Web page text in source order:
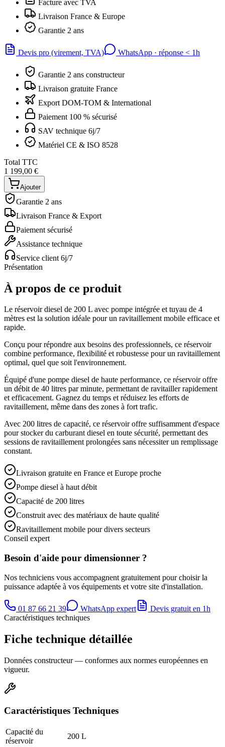
Facture avec TVA
Livraison France & Europe
Garantie 2 ans
Devis pro (virement, TVA) WhatsApp · réponse < 1h
Garantie 2 ans constructeur
Livraison gratuite France
Export DOM-TOM & International
Paiement 100 % sécurisé
SAV technique 6j/7
Matériel CE & ISO 8528
Total TTC
1 199,00 €
Ajouter
Garantie 2 ans
Livraison France & Export
Paiement sécurisé
Assistance technique
Service client 6j/7
Présentation
À propos de ce produit
Le réservoir diesel de 200 L avec pompe intégrée et tuyau de 4
mètres est la solution idéale pour un ravitaillement mobile efficace et
rapide.
Conçu pour répondre aux besoins des professionnels, ce réservoir
combine performance, flexibilité et robustesse pour un ravitaillement
optimal, quel que soit l'environnement.
Équipé d'une pompe diesel de haute performance, ce réservoir offre
un débit de 40 litres par minute, permettant de ravitailler rapidement
et efficacement. Gagnez du temps et réduisez les efforts de
ravitaillement, même dans des zones à fort trafic.
Avec 200 litres de capacité, ce réservoir offre suffisamment d'espace
pour stocker du carburant diesel en toute sécurité, permettant des
sessions de ravitaillement prolongées sans nécessiter un remplissage
constant.
Livraison gratuite en France et Europe proche
Pompe diesel à haut débit
Capacité de 200 litres
Construit avec des matériaux de haute qualité
Ravitaillement mobile pour divers secteurs
Conseil expert
Besoin d'aide pour dimensionner ?
Nos techniciens vous accompagnent gratuitement pour choisir la
puissance adaptée à vos équipements et votre site d'installation.
01 87 66 21 39 WhatsApp expert
Devis gratuit en 1h
Caractéristiques techniques
Fiche technique détaillée
Données constructeur — conformes aux normes européennes en
vigueur.
Caractéristiques Techniques
Capacité du
réservoir
200 L